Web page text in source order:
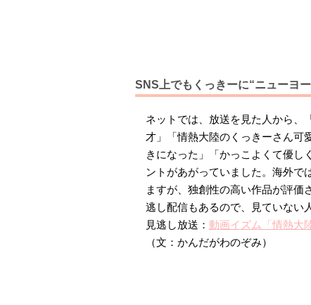
SNS上でもくっきーに“ニューヨ
ネットでは、放送を見た人から、
才」「情熱大陸のくっきーさん可
きになった」「かっこよくて優し
ントがあがっていました。海外で
ますが、独創性の高い作品が評価
逃し配信もあるので、見ていない
見逃し放送： 動画イズム「情熱大
（文：かんだがわのぞみ）